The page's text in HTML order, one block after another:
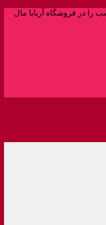
را در فروشگاه آربابا مال